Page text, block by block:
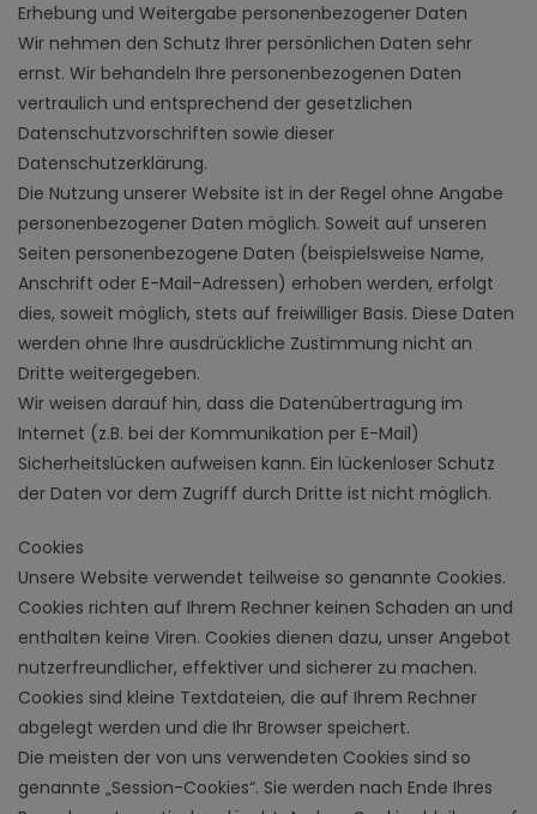
Erhebung und Weitergabe personenbezogener Daten
Wir nehmen den Schutz Ihrer persönlichen Daten sehr
ernst. Wir behandeln Ihre personenbezogenen Daten
vertraulich und entsprechend der gesetzlichen
Datenschutzvorschriften sowie dieser
Datenschutzerklärung.
Die Nutzung unserer Website ist in der Regel ohne Angabe
personenbezogener Daten möglich. Soweit auf unseren
Seiten personenbezogene Daten (beispielsweise Name,
Anschrift oder E-Mail-Adressen) erhoben werden, erfolgt
dies, soweit möglich, stets auf freiwilliger Basis. Diese Daten
werden ohne Ihre ausdrückliche Zustimmung nicht an
Dritte weitergegeben.
Wir weisen darauf hin, dass die Datenübertragung im
Internet (z.B. bei der Kommunikation per E-Mail)
Sicherheitslücken aufweisen kann. Ein lückenloser Schutz
der Daten vor dem Zugriff durch Dritte ist nicht möglich.
Cookies
Unsere Website verwendet teilweise so genannte Cookies.
Cookies richten auf Ihrem Rechner keinen Schaden an und
enthalten keine Viren. Cookies dienen dazu, unser Angebot
nutzerfreundlicher, effektiver und sicherer zu machen.
Cookies sind kleine Textdateien, die auf Ihrem Rechner
abgelegt werden und die Ihr Browser speichert.
Die meisten der von uns verwendeten Cookies sind so
genannte „Session-Cookies“. Sie werden nach Ende Ihres